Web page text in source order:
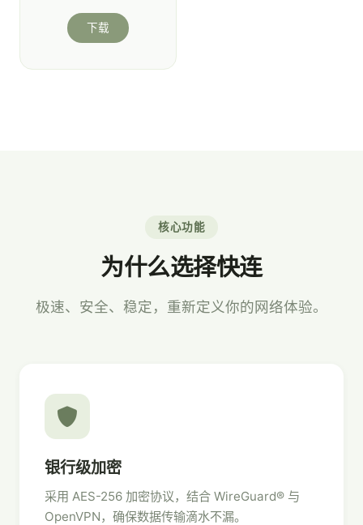
下载
核心功能
为什么选择快连
极速、安全、稳定，重新定义你的网络体验。
银行级加密
采用 AES-256 加密协议，结合 WireGuard® 与
OpenVPN，确保数据传输滴水不漏。